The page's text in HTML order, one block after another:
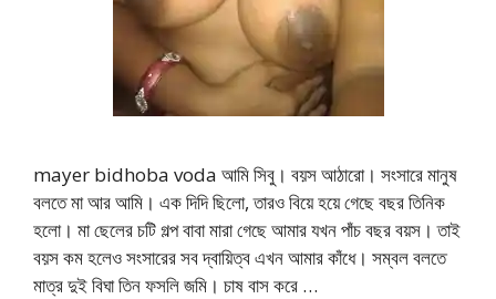
mayer bidhoba voda আমি সিবু। বয়স আঠারো। সংসারে মানুষ
বলতে মা আর আমি। এক দিদি ছিলো, তারও বিয়ে হয়ে গেছে বছর তিনিক
হলো। মা ছেলের চটি গল্প বাবা মারা গেছে আমার যখন পাঁচ বছর বয়স। তাই
বয়স কম হলেও সংসারের সব দ্বায়িত্ব এখন আমার কাঁধে। সম্বল বলতে
মাত্র দুই বিঘা তিন ফসলি জমি। চাষ বাস করে …